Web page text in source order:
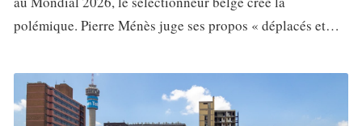
polémique. Pierre Ménès juge ses propos « déplacés et…